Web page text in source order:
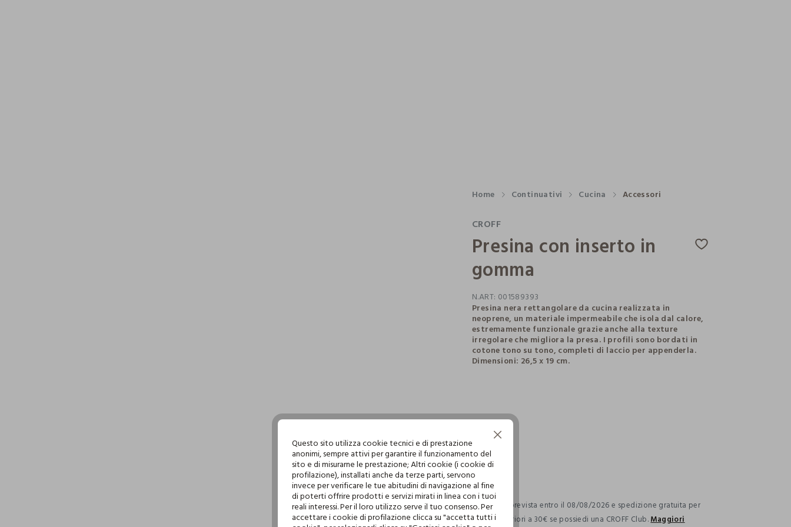
Home Continuativi Cucina Accessori
CROFF
Presina con inserto in
gomma
N.ART: 001589393
Presina nera rettangolare da cucina realizzata in
neoprene, un materiale impermeabile che isola dal calore,
estremamente funzionale grazie anche alla texture
irregolare che migliora la presa. I profili sono bordati in
cotone tono su tono, completi di laccio per appenderla.
Dimensioni: 26,5 x 19 cm.
single.size
Consegna prevista entro il 08/08/2026 e spedizione gratuita per
ordini superiori a 30€ se possiedi una CROFF Club.Maggiori
Questo sito utilizza cookie tecnici e di prestazione
anonimi, sempre attivi per garantire il funzionamento del
sito e di misurarne le prestazione; Altri cookie (i cookie di
profilazione), installati anche da terze parti, servono
invece per verificare le tue abitudini di navigazione al fine
di poterti offrire prodotti e servizi mirati in linea con i tuoi
reali interessi. Per il loro utilizzo serve il tuo consenso. Per
accettare i cookie di profilazione clicca su "accetta tutti i
Continua senza accettare